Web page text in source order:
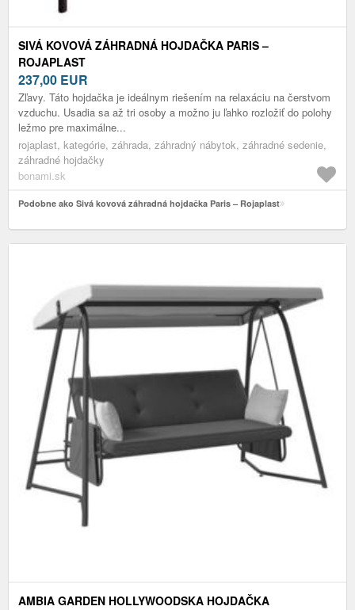
SIVÁ KOVOVÁ ZÁHRADNÁ HOJDAČKA PARIS –
ROJAPLAST
237,00 EUR
Zľavy. Táto hojdačka je ideálnym riešením na relaxáciu na čerstvom
vzduchu. Usadia sa až tri osoby a možno ju ľahko rozložiť do polohy
ležmo pre maximálne...
rojaplast, kategórie, záhrada, záhradný nábytok, záhradné sedenie,
záhradné hojdačky
bonami.sk
Podobne ako Sivá kovová záhradná hojdačka Paris – Rojaplast
AMBIA GARDEN HOLLYWOODSKA HOJDAČKA